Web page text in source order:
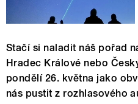
Stačí si naladit náš pořad
Hradec Králové nebo
pondělí 26. května jako
nás pustit z rozhlasového